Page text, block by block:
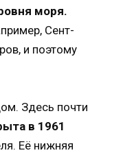
моря.
Сент-
и поэтому
Здесь почти
в 1961
Её нижняя